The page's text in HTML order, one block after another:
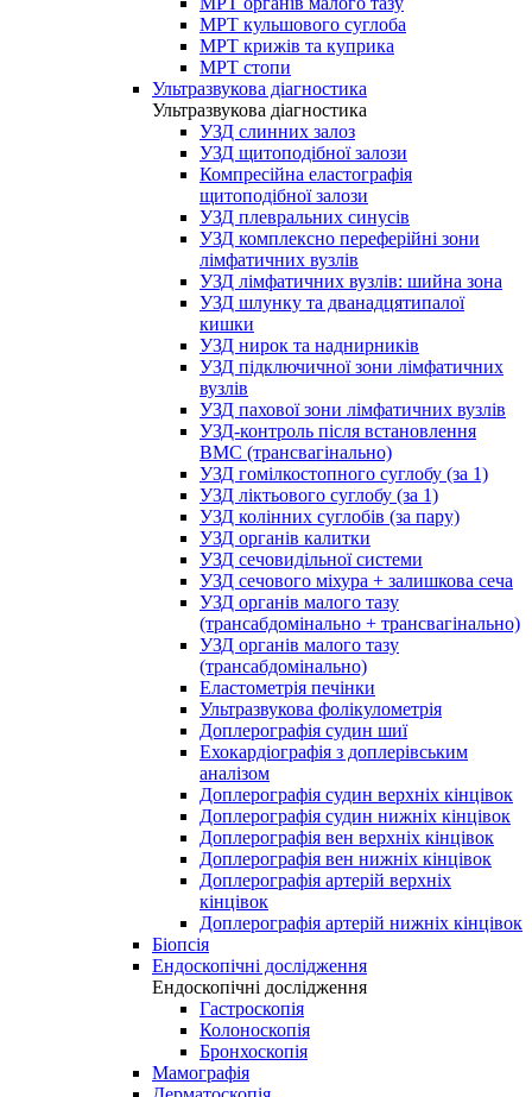
МРТ кульшового суглоба
МРТ крижів та куприка
МРТ стопи
Ультразвукова діагностика
Ультразвукова діагностика
УЗД слинних залоз
УЗД щитоподібної залози
Компресійна еластографія
щитоподібної залози
УЗД плевральних синусів
УЗД комплексно переферійні зони
лімфатичних вузлів
УЗД лімфатичних вузлів: шийна зона
УЗД шлунку та дванадцятипалої
кишки
УЗД нирок та наднирників
УЗД підключичної зони лімфатичних
вузлів
УЗД пахової зони лімфатичних вузлів
УЗД-контроль після встановлення
ВМС (трансвагінально)
УЗД гомілкостопного суглобу (за 1)
УЗД ліктьового суглобу (за 1)
УЗД колінних суглобів (за пару)
УЗД органів калитки
УЗД сечовидільної системи
УЗД сечового міхура + залишкова сеча
УЗД органів малого тазу
(трансабдомінально + трансвагінально)
УЗД органів малого тазу
(трансабдомінально)
Еластометрія печінки
Ультразвукова фолікулометрія
Доплерографія судин шиї
Ехокардіографія з доплерівським
аналізом
Доплерографія судин верхніх кінцівок
Доплерографія судин нижніх кінцівок
Доплерографія вен верхніх кінцівок
Доплерографія вен нижніх кінцівок
Доплерографія артерій верхніх
кінцівок
Доплерографія артерій нижніх кінцівок
Біопсія
Ендоскопічні дослідження
Ендоскопічні дослідження
Гастроскопія
Колоноскопія
Бронхоскопія
Мамографія